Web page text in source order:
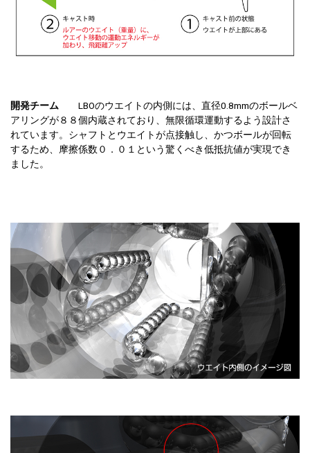
開発チーム LBOのウエイトの内側には、直径0.8mmのボールベ
アリングが８８個内蔵されており、無限循環運動するよう設計さ
れています。シャフトとウエイトが点接触し、かつボールが回転
するため、摩擦係数０．０１という驚くべき低抵抗値が実現でき
ました。